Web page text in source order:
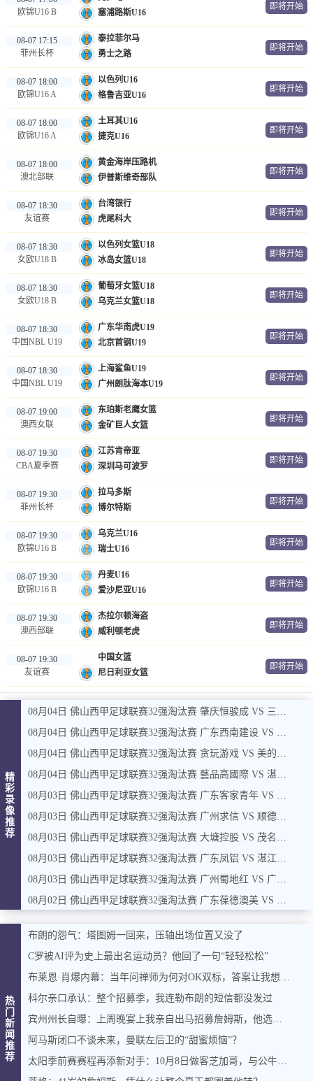
欧锦U16 B
塞浦路斯U16
即将开始
08-07 17:15
菲州长杯
泰拉菲尔马
勇士之路
即将开始
08-07 18:00
欧锦U16 A
以色列U16
格鲁吉亚U16
即将开始
08-07 18:00
欧锦U16 A
土耳其U16
捷克U16
即将开始
08-07 18:00
澳北部联
黄金海岸压路机
伊普斯维奇部队
即将开始
08-07 18:30
友谊赛
台湾银行
虎尾科大
即将开始
08-07 18:30
女欧U18 B
以色列女篮U18
冰岛女篮U18
即将开始
08-07 18:30
女欧U18 B
葡萄牙女篮U18
乌克兰女篮U18
即将开始
08-07 18:30
中国NBL U19
广东华南虎U19
北京首钢U19
即将开始
08-07 18:30
中国NBL U19
上海鲨鱼U19
广州朗肽海本U19
即将开始
08-07 19:00
澳西女联
东珀斯老鹰女篮
金矿巨人女篮
即将开始
08-07 19:30
CBA夏季赛
江苏肯帝亚
深圳马可波罗
即将开始
08-07 19:30
菲州长杯
拉马多斯
博尔特斯
即将开始
08-07 19:30
欧锦U16 B
乌克兰U16
瑞士U16
即将开始
08-07 19:30
欧锦U16 B
丹麦U16
爱沙尼亚U16
即将开始
08-07 19:30
澳西部联
杰拉尔顿海盗
威利顿老虎
即将开始
08-07 19:30
友谊赛
中国女篮
尼日利亚女篮
即将开始
精
彩
录
像
推
荐
08月04日 佛山西甲足球联赛32强淘汰赛 肇庆恒骏成 VS 三七互娱 全场录像
08月04日 佛山西甲足球联赛32强淘汰赛 广东西南建设 VS 香港圣徒 全场录像
08月04日 佛山西甲足球联赛32强淘汰赛 贪玩游戏 VS 美的薪火 全场录像
08月04日 佛山西甲足球联赛32强淘汰赛 藝品高國際 VS 湛江狂狼·粵辉能源 全场录像
08月03日 佛山西甲足球联赛32强淘汰赛 广东客家青年 VS 广州英华思力U17 全场录像
08月03日 佛山西甲足球联赛32强淘汰赛 广州求信 VS 顺德新青年 全场录像
08月03日 佛山西甲足球联赛32强淘汰赛 大塘控股 VS 茂名市点都得 全场录像
08月03日 佛山西甲足球联赛32强淘汰赛 广东凤铝 VS 湛江八部科技 全场录像
08月03日 佛山西甲足球联赛32强淘汰赛 广州蜀地红 VS 广州戴拿模 全场录像
08月02日 佛山西甲足球联赛32强淘汰赛 广东葆德澳美 VS 白坭兴龙 全场录像
热
门
新
闻
推
荐
布朗的怨气：塔图姆一回来，压轴出场位置又没了
C罗被AI评为史上最出名运动员？他回了一句“轻轻松松”
布莱恩·肖爆内幕：当年问禅师为何对OK双标，答案让我想起训狗那套
科尔亲口承认：整个招募季，我连勒布朗的短信都没发过
宾州州长自曝：上周晚宴上我亲自出马招募詹姆斯，他选了费城，我挺高兴
阿马斯闭口不谈未来，曼联左后卫的“甜蜜烦恼”？
太阳季前赛赛程再添新对手：10月8日做客芝加哥，与公牛过招